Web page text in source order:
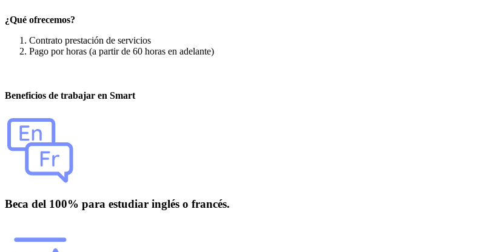
¿Qué ofrecemos?
Contrato prestación de servicios
Pago por horas (a partir de 60 horas en adelante)
Beneficios de trabajar en Smart
Beca del 100% para estudiar inglés o francés.